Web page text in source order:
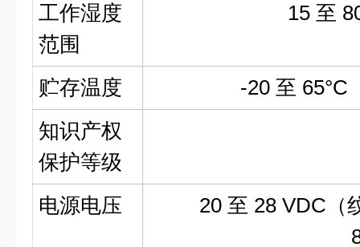
工作湿度
范围
15 至
贮存温度
-20 至 65°C
知识产权
保护等级
电源电压
20 至 28 VDC（